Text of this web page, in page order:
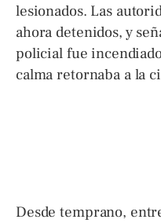
lesionados. Las
ahora detenidos, y
policial fue
calma retornaba a la
Desde temprano,